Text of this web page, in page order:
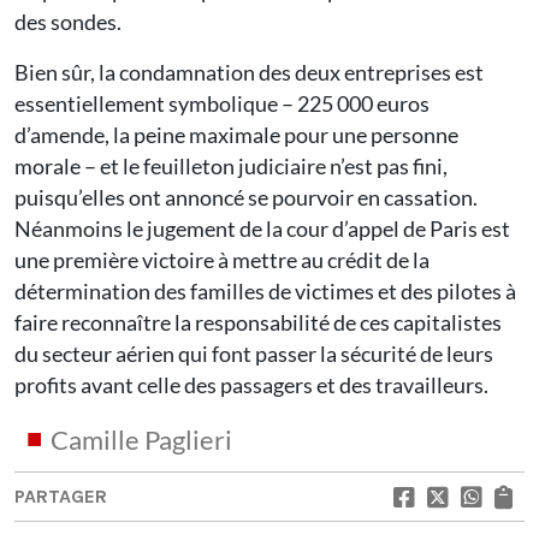
des sondes.
Bien sûr, la condamnation des deux entreprises est
essentiellement symbolique – 225 000 euros
d’amende, la peine maximale pour une personne
morale – et le feuilleton judiciaire n’est pas fini,
puisqu’elles ont annoncé se pourvoir en cassation.
Néanmoins le jugement de la cour d’appel de Paris est
une première victoire à mettre au crédit de la
détermination des familles de victimes et des pilotes à
faire reconnaître la responsabilité de ces capitalistes
du secteur aérien qui font passer la sécurité de leurs
profits avant celle des passagers et des travailleurs.
Camille Paglieri
PARTAGER